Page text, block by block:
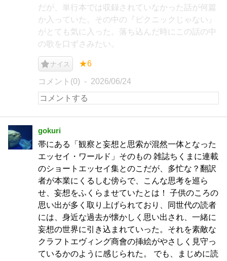
だが、単行本では収録されていなかった話が何篇
か入っていた。その中の『ピクニックじゃない』
がとても気に入った。落ち込んだ時にこの話の中
の歌を口ずさみたい。
ナイス ★6
コメント(0) 2026/06/24
gokuri
帯にある「観察と妄想と思索が混然一体となった
エッセイ・ワールド」そのもの 雑誌ちくまに連載
のショートエッセイ集とのこだが、多忙な？翻訳
者が本業にくるしむ傍らで、こんな思考を巡ら
せ、妄想をふくらませていたとは！ 子供のころの
思い出が多く取り上げられており、同世代の読者
には、身近な過去が懐かしく思い出され、一緒に
妄想の世界に引き込まれていった。それを素敵な
クラフトエヴィング商會の挿絵がやさしく見守っ
ているかのように感じられた。 でも、まじめに読